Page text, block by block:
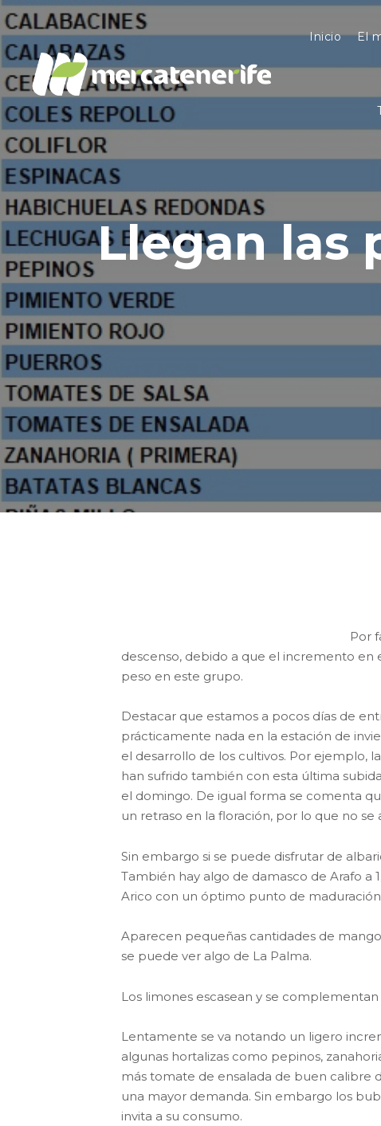
Inicio El
Llegan las
Por
descenso, debido a que el incremento
peso en este grupo.
Destacar que estamos a pocos días de
prácticamente nada en la estación de
el desarrollo de los cultivos. Por ejemplo,
han sufrido también con esta última
el domingo. De igual forma se comenta
un retraso en la floración, por lo que no
Sin embargo si se puede disfrutar de
También hay algo de damasco de Arafo a
Arico con un óptimo punto de
Aparecen pequeñas cantidades de
se puede ver algo de La Palma.
Los limones escasean y se
Lentamente se va notando un ligero
algunas hortalizas como pepinos,
más tomate de ensalada de buen calibre
una mayor demanda. Sin embargo los
invita a su consumo.